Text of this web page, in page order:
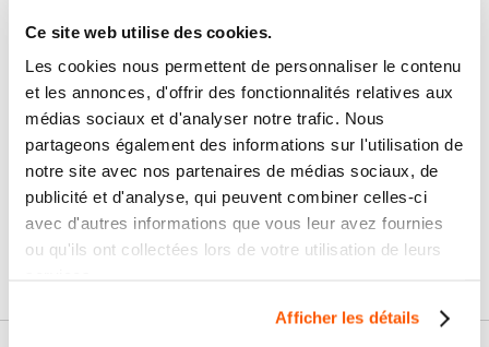
Ce site web utilise des cookies.
Les cookies nous permettent de personnaliser le contenu
et les annonces, d'offrir des fonctionnalités relatives aux
médias sociaux et d'analyser notre trafic. Nous
partageons également des informations sur l'utilisation de
notre site avec nos partenaires de médias sociaux, de
publicité et d'analyse, qui peuvent combiner celles-ci
avec d'autres informations que vous leur avez fournies
ou qu'ils ont collectées lors de votre utilisation de leurs
Afficher les détails
Nos services
100% sécurisé
3x sans frais
Livraison
24/72H
SAV & Retours
Garanties